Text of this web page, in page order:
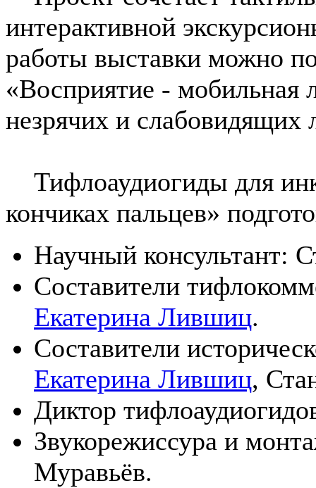
интерактивной
работы выставки можно
«Восприятие - мобильная
незрячих и
Тифлоаудиогиды для
кончиках пальцев»
Научный консультант:
Составители
Екатерина Лившиц.
Составители
Екатерина Лившиц,
Диктор
Звукорежиссура и
Муравьёв.